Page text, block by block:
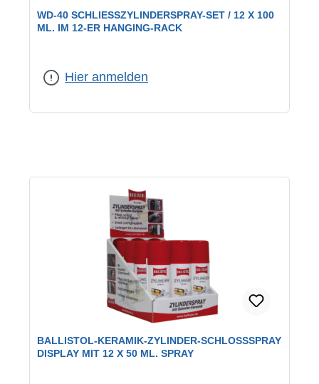
WD-40 SCHLIESSZYLINDERSPRAY-SET / 12 X 100 M
L. IM 12-ER HANGING-RACK
Hier anmelden
BALLISTOL-KERAMIK-ZYLINDER-SCHLOSSSPRAY
DISPLAY MIT 12 X 50 ML. SPRAY